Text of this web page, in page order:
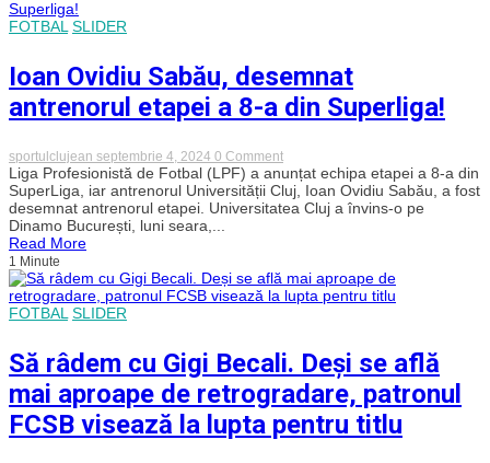
mai
bun
număr
10”
FOTBAL SLIDER
Ioan Ovidiu Sabău, desemnat
antrenorul etapei a 8-a din Superliga!
sportulclujean septembrie 4, 2024 0 Commenton
Ioan
Ovidiu
Sabău,
desemnat
8-
a
din
Liga Profesionistă de Fotbal (LPF) a anunțat echipa etapei a 8-a din
SuperLiga, iar antrenorul Universității Cluj, Ioan Ovidiu Sabău, a fost
desemnat antrenorul etapei. Universitatea Cluj a învins-o pe
Dinamo București, luni seara,...
Read More
1 Minute
FOTBAL SLIDER
Să râdem cu Gigi Becali. Deși se află
mai aproape de retrogradare, patronul
FCSB visează la lupta pentru titlu